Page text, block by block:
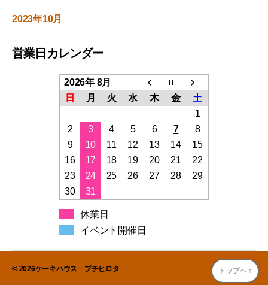
2023年10月
営業日カレンダー
2026年 8月
日
月 火 水 木 金
土
1
2
3 4 5 6 7
8
9
10 11 12 13 14
15
16
17 18 19 20 21
22
23
24 25 26 27 28
29
30
31
休業日
イベント開催日
© 2026ケーキハウス プチヒロタ トップへ ↑